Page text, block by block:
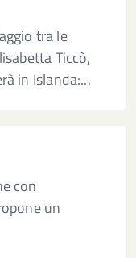
tra le
Ticcò,
in Islanda:...
con
un